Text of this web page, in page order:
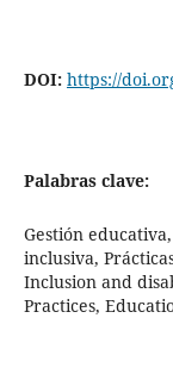
DOI: https://
Palabras clave:
Gestión
inclusiva,
Inclusion and
Practices,